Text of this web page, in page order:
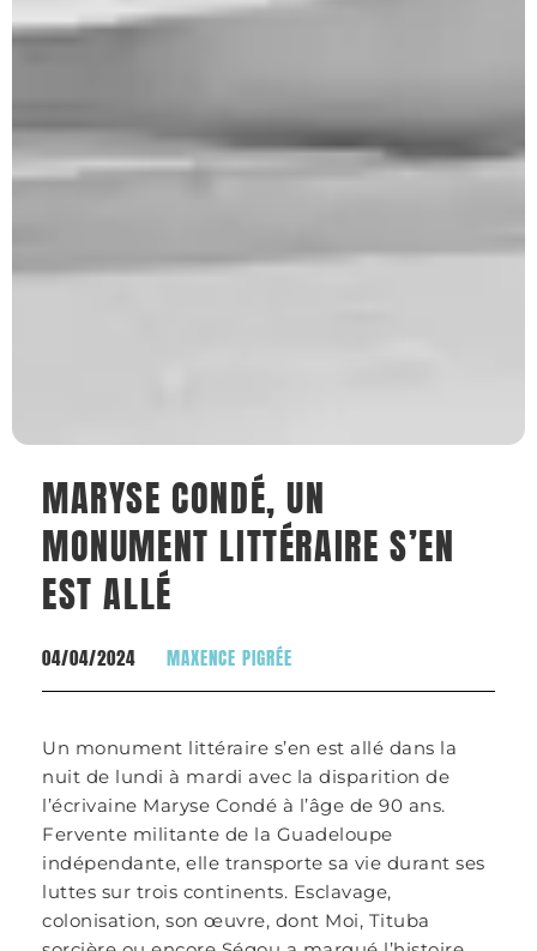
MARYSE CONDÉ, UN
MONUMENT LITTÉRAIRE S’EN
EST ALLÉ
04/04/2024 MAXENCE PIGRÉE
Un monument littéraire s’en est allé dans la
nuit de lundi à mardi avec la disparition de
l’écrivaine Maryse Condé à l’âge de 90 ans.
Fervente militante de la Guadeloupe
indépendante, elle transporte sa vie durant ses
luttes sur trois continents. Esclavage,
colonisation, son œuvre, dont Moi, Tituba